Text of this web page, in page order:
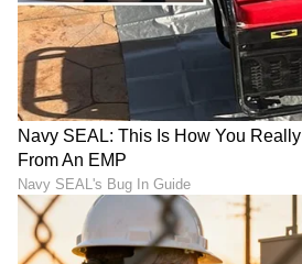
ಕನ್ನಡ ಸಿನಿಮಾ ( Kannada
ಕಾರ್ಯಕ್ರಮಗಳು (
Kannada
ಸುದ್ದಿಗಳು ಮತ್ತು ಇತ್ತೀಚಿನ
ಸುವರ್ಣ ನ್ಯೂಸ್‌ನಲ್ಲಿ
ಸಿನಿಮಾ ವಿಮರ್ಶೆಗಳು (
ತಾರೆಯರ ಸಂದರ್ಶನಗಳು,
ತೆರೆಮರೆಯ ಕಥೆಗಳು,OTT